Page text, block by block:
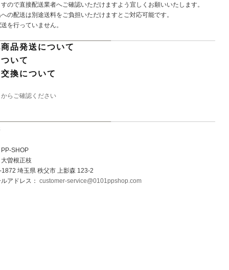
ので直接配送業者へご確認いただけますよう宜しくお願いいたします。
の配送は別途送料をご負担いただけますとご対応可能です。
を行っていません。
品発送について
いて
換について
らご確認ください
SHOP
曽根正枝
埼玉県 秩父市 上影森 123-2
アドレス：customer-service@0101ppshop.com